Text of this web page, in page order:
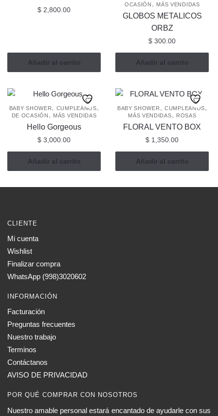
$ 2,800.00
Añadir al carrito
OCASIÓN , MÁS VENDIDAS
GLOBOS METALICOS
ORBZ
$ 300.00
Añadir al carrito
BABY SHOWER, CUMPLEAÑOS,
DE OCASIÓN , MÁS VENDIDAS
Hello Gorgeous
$ 3,000.00
Añadir al carrito
BABY SHOWER , CUMPLEAÑOS,
MÁS VENDIDAS, ROSAS
FLORAL VENTO BOX
$ 1,350.00
Añadir al carrito
CLIENTE
Mi cuenta
Wishlist
Finalizar compra
WhatsApp (998)3020602
INFORMACIÓN
Facturación
Preguntas frecuentes
Nuestro trabajo
Terminos
Contáctanos
AVISO DE PRIVACIDAD
POR QUÉ COMPRAR CON NOSOTROS
Nuestro amable personal estará encantado de ayudarle con sus